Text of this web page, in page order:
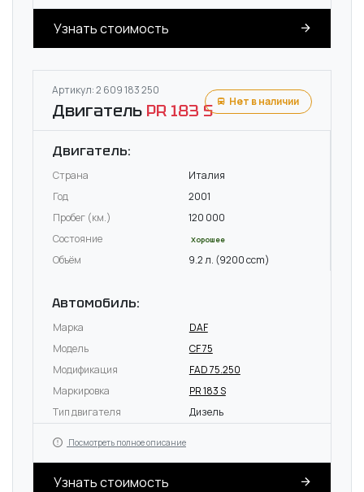
Узнать стоимость
Артикул: 2 609 183 250
Двигатель PR 183 S Нет в наличии
Двигатель:
Страна
Италия
Год
2001
Пробег (км.)
120 000
Состояние
Хорошее
Объём 9.2 л. (9200 ccm)
Автомобиль:
Марка
DAF
Модель
CF 75
Модификация
FAD 75.250
Маркировка
PR 183 S
Тип двигателя
Дизель
Посмотреть полное описание
Узнать стоимость